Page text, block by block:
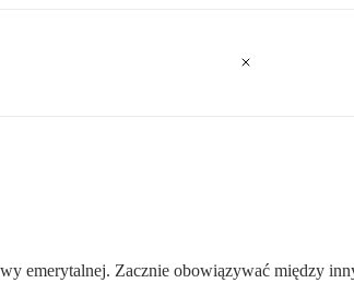
emerytalnej. Zacznie obowiązywać między